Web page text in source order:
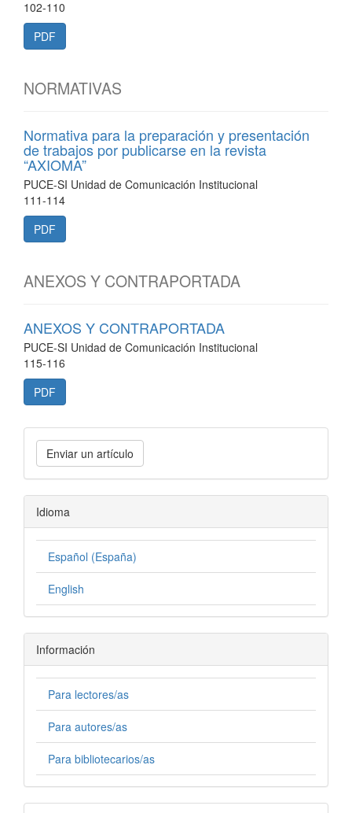
102-110
PDF
NORMATIVAS
Normativa para la preparación y presentación
de trabajos por publicarse en la revista
“AXIOMA”
PUCE-SI Unidad de Comunicación Institucional
111-114
PDF
ANEXOS Y CONTRAPORTADA
ANEXOS Y CONTRAPORTADA
PUCE-SI Unidad de Comunicación Institucional
115-116
PDF
Enviar un artículo
Idioma
Español (España)
English
Información
Para lectores/as
Para autores/as
Para bibliotecarios/as